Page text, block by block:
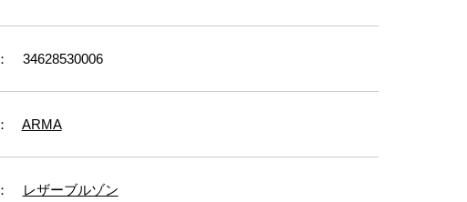
： 34628530006
： ARMA
： レザーブルゾン